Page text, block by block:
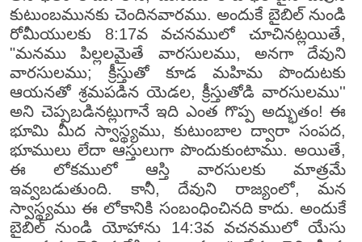
కుటుంబమునకు చెందినవారము. అందుకే బైబిల్ నుండి
రోమీయులకు 8:17వ వచనములో చూచినట్లయితే,
"మనము పిల్లలమైతే వారసులము, అనగా దేవుని
వారసులము; క్రీస్తుతో కూడ మహిమ పొందుటకు
ఆయనతో శ్రమపడిన యెడల, క్రీస్తుతోడి వారసులము''
అని చెప్పబడినట్లుగానే ఇది ఎంత గొప్ప అద్భుతం! ఈ
భూమి మీద స్వాస్థ్యము, కుటుంబాల ద్వారా సంపద,
భూములు లేదా ఆస్తులుగా పొందుకుంటాము. అయితే,
ఈ లోకములో ఆస్తి వారసులకు మాత్రమే
ఇవ్వబడుతుంది. కానీ, దేవుని రాజ్యంలో, మన
స్వాస్థ్యము ఈ లోకానికి సంబంధించినది కాదు. అందుకే
బైబిల్ నుండి యోహాను 14:3వ వచనములో యేసు